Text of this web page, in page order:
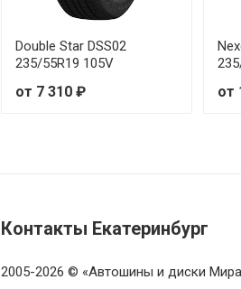
Double Star DSS02
235/55R19 105V
от 7 310 ₽ от
Контакты Екатеринбург
2005-2026 © «Автошины и диски